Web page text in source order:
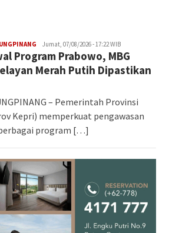
INDAH
Jumat, 07/08/2026 - 17:22 WIB
Program Prabowo, MBG
Merah Putih Dipastikan
– Pemerintah Provinsi
Kepri) memperkuat pengawasan
program […]